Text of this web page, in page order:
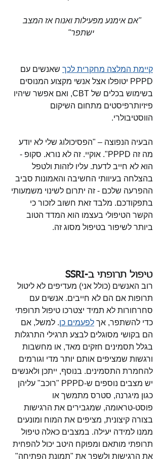
"אם אימנע מפעילות ואנוח אז המצב
ישתפר"
קיימת המלצה מחקרית לכך שאנשים עם
PPPD יטופלו אצל אנשי מקצוע המנוסים
בשימוש בכלים של CBT, ואם אפשר שיהיו
פיזיותרפיסטים מתחום השיקום
הווסטיבולרי.
הבעיה הנפוצה – "הפסיכולוג שלי לא יודע
מה זה PPPD". אוקיי. זה לא נורא. סקופ -
הוא לא חייב לדעת. עליו לזהות ולטפל
בהצלחה בעיוותי החשיבה והאמונות סביב
ההפרעה שלכם - זה יתרום לשינוי משמעותי
בתפקודכם. מלבד זאת חשוב לזכור כי
הקשר הטיפולי בעצמו הוא המדד הטוב
ביותר לשיפור בטיפול מסוג זה.
טיפול תרופתי ב-SSRI
רוב האנשים (כולל אני) מעדיפים לא ליטול
תרופות אם הם לא חייבים. אנשים עם
סחרחורות לא תמיד יצטרכו טיפול תרופתי
כדי להשתפר, אך לפעמים כן. למשל, אם
הם בקושי מסוגלים לבצע תרגילי התרגלות
בגלל תסמינים חזקים מאד, או מחשבות
ורגשות שמציפים אותם יותר מדי וגורמים
להחמרת התסמינים. בנוסף, ייתכן ולאנשים
יש מצבים נוספים ש-PPPD "רוכב" עליהן
כגון מיגרנה, סטרס מתמשך או
פוסט-טראומה, שמגבירים את הרגישות
בצורה קיצונית, מציפים את המוח ומונעים
ממנו למידה יעילה. במצבים כאלה טיפול
תרופתי מותאם ומפוקח היטב יכול להפחית
את הרגישות ולשפר את "תמונת הפתיחה"